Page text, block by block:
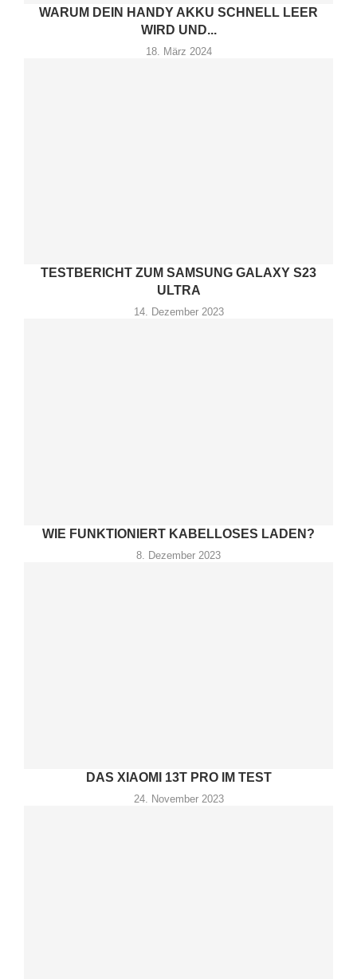
WARUM DEIN HANDY AKKU SCHNELL LEER
WIRD UND...
18. März 2024
TESTBERICHT ZUM SAMSUNG GALAXY S23
ULTRA
14. Dezember 2023
WIE FUNKTIONIERT KABELLOSES LADEN?
8. Dezember 2023
DAS XIAOMI 13T PRO IM TEST
24. November 2023